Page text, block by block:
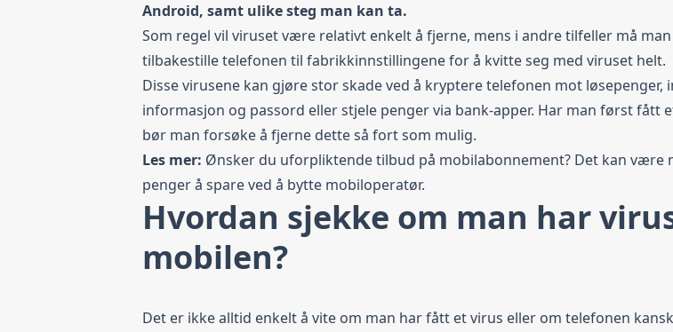
Android, samt ulike steg man kan ta.
Som regel vil viruset være relativt enkelt å fjerne, mens i andre tilfeller må man
tilbakestille telefonen til fabrikkinnstillingene for å kvitte seg med viruset helt.
Disse virusene kan gjøre stor skade ved å kryptere telefonen mot løsepenger,
informasjon og passord eller stjele penger via bank-apper. Har man først fått
bør man forsøke å fjerne dette så fort som mulig.
Les mer: Ønsker du uforpliktende tilbud på mobilabonnement? Det kan være
penger å spare ved å bytte mobiloperatør.
Hvordan sjekke om man har
mobilen?
Det er ikke alltid enkelt å vite om man har fått et virus eller om telefonen